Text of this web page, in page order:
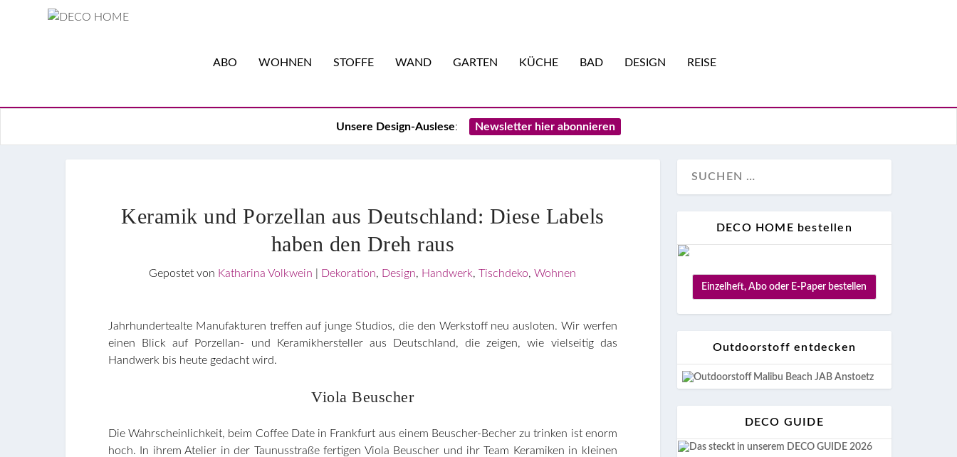
ABO WOHNEN STOFFE WAND GARTEN KÜCHE BAD DESIGN REISE
Unsere Design-Auslese: Newsletter hier abonnieren
Keramik und Porzellan aus Deutschland: Diese Labels
haben den Dreh raus
Gepostet von Katharina Volkwein Dekoration, Design, Handwerk,Tischdeko,Wohnen
Jahrhundertealte Manufakturen treffen auf junge Studios, die den Werkstoff neu ausloten. Wir werfen
einen Blick auf Porzellan- und Keramikhersteller aus Deutschland, die zeigen, wie vielseitig das
Handwerk bis heute gedacht wird.
Viola Beuscher
Die Wahrscheinlichkeit, beim Coffee Date in Frankfurt aus einem Beuscher-Becher zu trinken ist enorm
hoch. In ihrem Atelier in der Taunusstraße fertigen Viola Beuscher und ihr Team Keramiken in kleinen
DECO HOME bestellen
Einzelheft, Abo oder E-Paper bestellen
Outdoorstoff entdecken
DECO GUIDE